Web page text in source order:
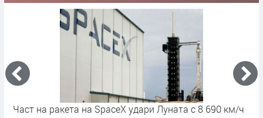
Част на ракета на SpaceX удари Луната с 8 690 км/ч